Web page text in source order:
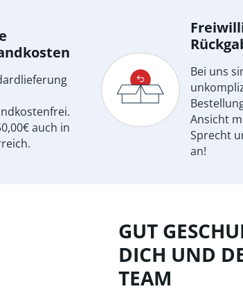
auch in
Bei uns
Ansicht
Sprecht
an!
GUT
DICH UND
TEAM